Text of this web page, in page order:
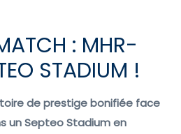
: MHR-
STADIUM !
de prestige bonifiée face
un Septeo Stadium en